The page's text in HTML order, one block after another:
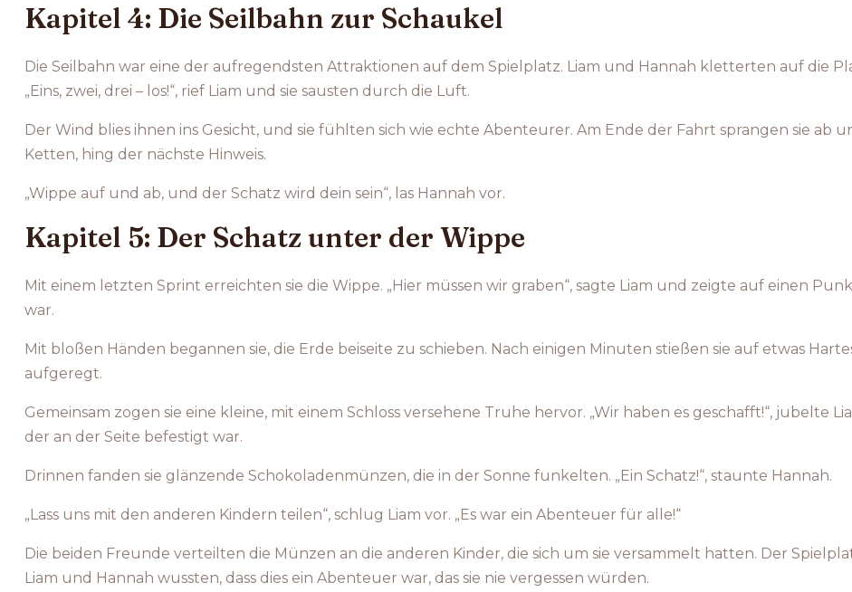
Kapitel 4: Die Seilbahn zur Schaukel
Die Seilbahn war eine der aufregendsten Attraktionen auf dem Spielplatz. Liam und Hannah kletterten auf die
„Eins, zwei, drei – los!“, rief Liam und sie sausten durch die Luft.
Der Wind blies ihnen ins Gesicht, und sie fühlten sich wie echte Abenteurer. Am Ende der Fahrt sprangen sie ab
Ketten, hing der nächste Hinweis.
„Wippe auf und ab, und der Schatz wird dein sein“, las Hannah vor.
Kapitel 5: Der Schatz unter der Wippe
Mit einem letzten Sprint erreichten sie die Wippe. „Hier müssen wir graben“, sagte Liam und zeigte auf einen
war.
Mit bloßen Händen begannen sie, die Erde beiseite zu schieben. Nach einigen Minuten stießen sie auf etwas
aufgeregt.
Gemeinsam zogen sie eine kleine, mit einem Schloss versehene Truhe hervor. „Wir haben es geschafft!“, jubelte
der an der Seite befestigt war.
Drinnen fanden sie glänzende Schokoladenmünzen, die in der Sonne funkelten. „Ein Schatz!“, staunte Hannah.
„Lass uns mit den anderen Kindern teilen“, schlug Liam vor. „Es war ein Abenteuer für alle!“
Die beiden Freunde verteilten die Münzen an die anderen Kinder, die sich um sie versammelt hatten. Der
Liam und Hannah wussten, dass dies ein Abenteuer war, das sie nie vergessen würden.